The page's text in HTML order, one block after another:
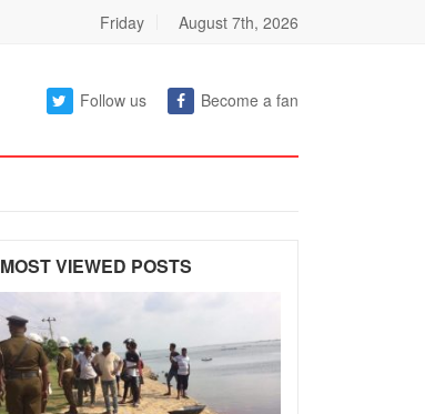
Friday August 7th, 2026
Follow us Become a fan
MOST VIEWED POSTS